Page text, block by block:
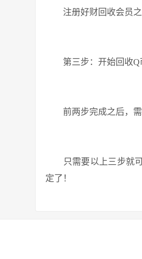
注册好财回收会员之
第三步：开始回收Q
前两步完成之后，需
只需要以上三步就可
定了！